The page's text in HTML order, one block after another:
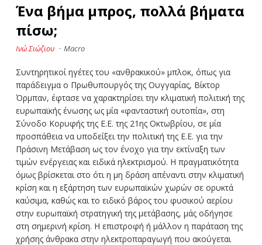
Ένα βήμα μπρος, πολλά βήματα
πίσω;
Ινώ Σιώζιου · Macro
Συντηρητικοί ηγέτες του «ανθρακικού» μπλοκ, όπως για
παράδειγμα ο Πρωθυπουργός της Ουγγαρίας, Βίκτορ
Όρμπαν, έφτασε να χαρακτηρίσει την κλιματική πολιτική της
ευρωπαϊκής ένωσης ως μία «φανταστική ουτοπία», στη
Σύνοδο Κορυφής της Ε.Ε. της 21ης Οκτωβρίου, σε μία
προσπάθεια να υποδείξει την πολιτική της Ε.Ε. για την
Πράσινη Μετάβαση ως τον ένοχο για την εκτίναξη των
τιμών ενέργειας και ειδικά ηλεκτρισμού. Η πραγματικότητα
όμως βρίσκεται στο ότι η μη δράση απέναντι στην κλιματική
κρίση και η εξάρτηση των ευρωπαϊκών χωρών σε ορυκτά
καύσιμα, καθώς και το ειδικό βάρος του φυσικού αερίου
στην ευρωπαϊκή στρατηγική της μετάβασης, μάς οδήγησε
στη σημερινή κρίση. Η επιστροφή ή μάλλον η παράταση της
χρήσης άνθρακα στην ηλεκτροπαραγωγή που ακούγεται